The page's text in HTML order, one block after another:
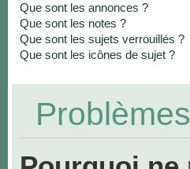
Que sont les annonces ?
Que sont les notes ?
Que sont les sujets verrouillés ?
Que sont les icônes de sujet ?